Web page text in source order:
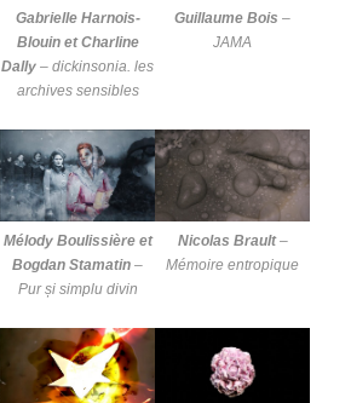
Gabrielle Harnois-
Blouin et Charline
Dally –dickinsonia. les
archives sensibles
Guillaume Bois –
JAMA
Mélody Boulissière et
Bogdan Stamatin –
Pur și simplu divin
Nicolas Brault–
Mémoire entropique